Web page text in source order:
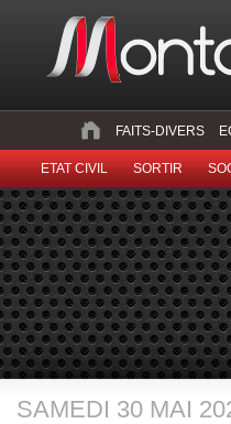
FAITS-DIVERS
ETAT CIVIL SORTIR
SAMEDI 30 MAI